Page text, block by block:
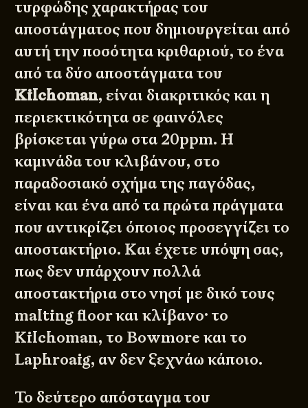
τυρφώδης χαρακτήρας του
αποστάγματος που δημιουργείται από
αυτή την ποσότητα κριθαριού, το ένα
από τα δύο αποστάγματα του
Kilchoman, είναι διακριτικός και η
περιεκτικότητα σε φαινόλες
βρίσκεται γύρω στα 20ppm. Η
καμινάδα του κλιβάνου, στο
παραδοσιακό σχήμα της παγόδας,
είναι και ένα από τα πρώτα πράγματα
που αντικρίζει όποιος προσεγγίζει το
αποστακτήριο. Και έχετε υπόψη σας,
πως δεν υπάρχουν πολλά
αποστακτήρια στο νησί με δικό τους
malting floor και κλίβανο· το
Kilchoman, το Bowmore και το
Laphroaig, αν δεν ξεχνάω κάποιο.
Το δεύτερο απόσταγμα του